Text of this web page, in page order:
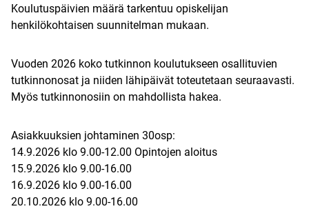
Koulutuspäivien määrä tarkentuu opiskelijan
henkilökohtaisen suunnitelman mukaan.
Vuoden 2026 koko tutkinnon koulutukseen osallituvien
tutkinnonosat ja niiden lähipäivät toteutetaan seuraavasti.
Myös tutkinnonosiin on mahdollista hakea.
Asiakkuuksien johtaminen 30osp:
14.9.2026 klo 9.00-12.00 Opintojen aloitus
15.9.2026 klo 9.00-16.00
16.9.2026 klo 9.00-16.00
20.10.2026 klo 9.00-16.00